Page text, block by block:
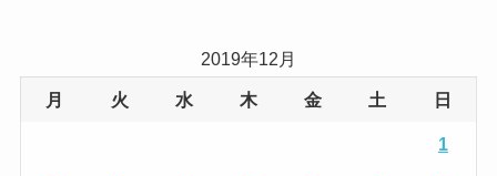
2019年12月
月 火 水 木 金 土 日
1